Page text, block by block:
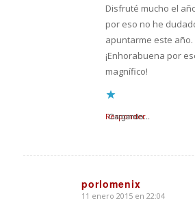
Disfruté mucho el
por eso no he
apuntarme este año.
¡Enhorabuena por
magnífico!
Cargando...
Responder
porlomenix
Dice:
11 enero 2015 en 22:04